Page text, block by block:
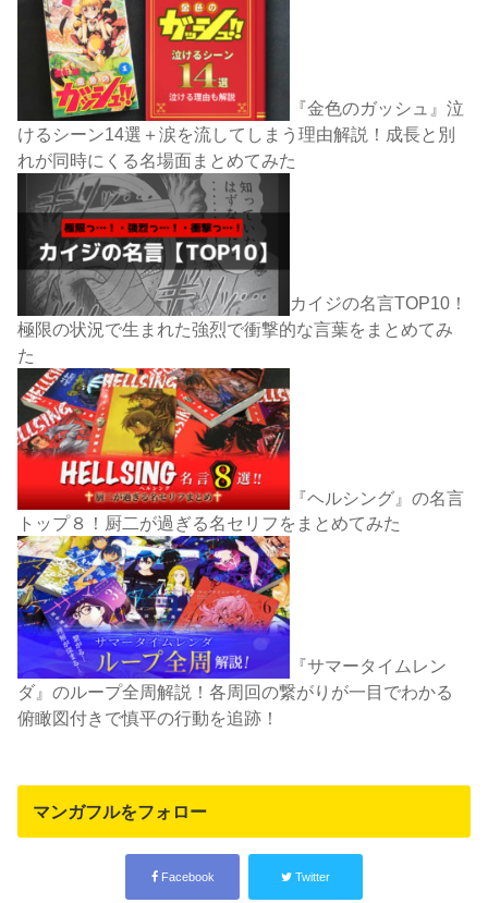
『金色のガッシュ』泣
けるシーン14選＋涙を流してしまう理由解説！成長と別
れが同時にくる名場面まとめてみた
カイジの名言TOP10！
極限の状況で生まれた強烈で衝撃的な言葉をまとめてみ
た
『ヘルシング』の名言
トップ８！厨二が過ぎる名セリフをまとめてみた
『サマータイムレン
ダ』のループ全周解説！各周回の繋がりが一目でわかる
俯瞰図付きで慎平の行動を追跡！
マンガフルをフォロー
Facebook Twitter